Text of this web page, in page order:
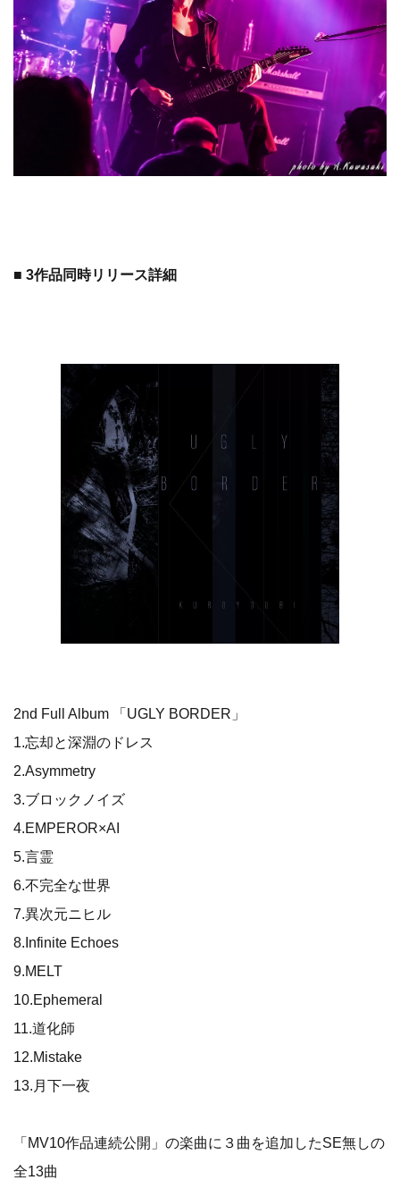
■ 3作品同時リリース詳細
2nd Full Album 「UGLY BORDER」
1.忘却と深淵のドレス
2.Asymmetry
3.ブロックノイズ
4.EMPEROR×AI
5.言霊
6.不完全な世界
7.異次元ニヒル
8.Infinite Echoes
9.MELT
10.Ephemeral
11.道化師
12.Mistake
13.月下一夜
「MV10作品連続公開」の楽曲に３曲を追加したSE無しの
全13曲